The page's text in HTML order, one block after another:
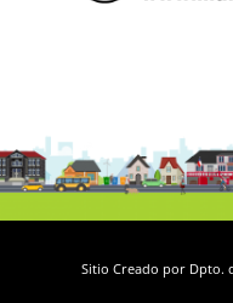
Sitio Creado por Dpto.